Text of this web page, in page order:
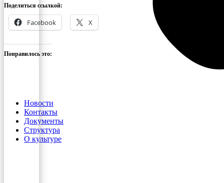
Поделиться ссылкой:
Facebook X
Понравилось это:
Новости
Контакты
Документы
Структура
О культуре